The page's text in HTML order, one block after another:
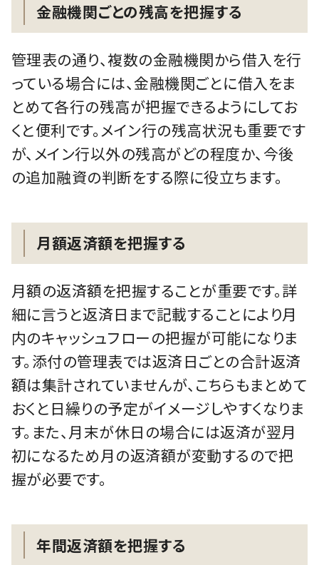
金融機関ごとの残高を把握する
管理表の通り、複数の金融機関から借入を行
っている場合には、金融機関ごとに借入をま
とめて各行の残高が把握できるようにしてお
くと便利です。メイン行の残高状況も重要です
が、メイン行以外の残高がどの程度か、今後
の追加融資の判断をする際に役立ちます。
月額返済額を把握する
月額の返済額を把握することが重要です。詳
細に言うと返済日まで記載することにより月
内のキャッシュフローの把握が可能になりま
す。添付の管理表では返済日ごとの合計返済
額は集計されていませんが、こちらもまとめて
おくと日繰りの予定がイメージしやすくなりま
す。また、月末が休日の場合には返済が翌月
初になるため月の返済額が変動するので把
握が必要です。
年間返済額を把握する